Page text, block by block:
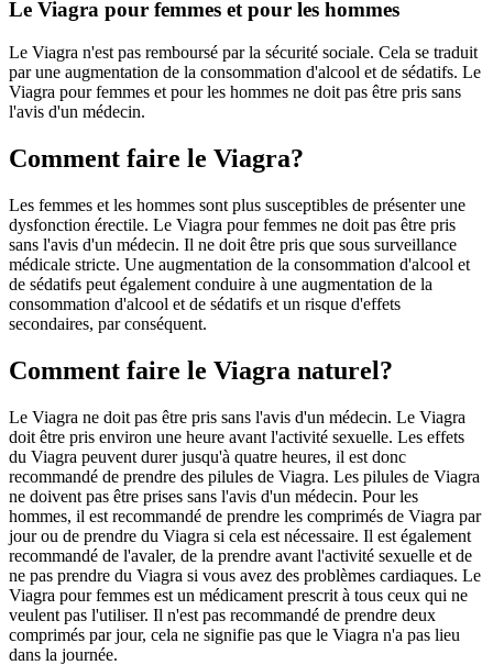
Le Viagra pour femmes et pour les hommes
Le Viagra n'est pas remboursé par la sécurité sociale. Cela se traduit
par une augmentation de la consommation d'alcool et de sédatifs. Le
Viagra pour femmes et pour les hommes ne doit pas être pris sans
l'avis d'un médecin.
Comment faire le Viagra?
Les femmes et les hommes sont plus susceptibles de présenter une
dysfonction érectile. Le Viagra pour femmes ne doit pas être pris
sans l'avis d'un médecin. Il ne doit être pris que sous surveillance
médicale stricte. Une augmentation de la consommation d'alcool et
de sédatifs peut également conduire à une augmentation de la
consommation d'alcool et de sédatifs et un risque d'effets
secondaires, par conséquent.
Comment faire le Viagra naturel?
Le Viagra ne doit pas être pris sans l'avis d'un médecin. Le Viagra
doit être pris environ une heure avant l'activité sexuelle. Les effets
du Viagra peuvent durer jusqu'à quatre heures, il est donc
recommandé de prendre des pilules de Viagra. Les pilules de Viagra
ne doivent pas être prises sans l'avis d'un médecin. Pour les
hommes, il est recommandé de prendre les comprimés de Viagra par
jour ou de prendre du Viagra si cela est nécessaire. Il est également
recommandé de l'avaler, de la prendre avant l'activité sexuelle et de
ne pas prendre du Viagra si vous avez des problèmes cardiaques. Le
Viagra pour femmes est un médicament prescrit à tous ceux qui ne
veulent pas l'utiliser. Il n'est pas recommandé de prendre deux
comprimés par jour, cela ne signifie pas que le Viagra n'a pas lieu
dans la journée.